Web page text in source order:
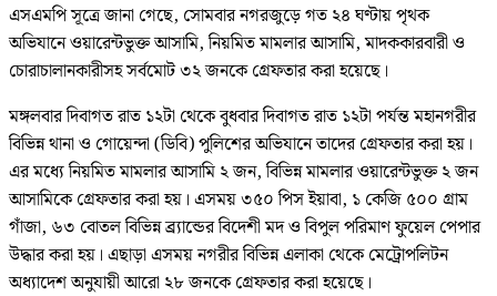
এসএমপি সূত্রে জানা গেছে, সোমবার নগরজুড়ে গত ২৪ ঘণ্টায় পৃথক
অভিযানে ওয়ারেন্টভুক্ত আসামি, নিয়মিত মামলার আসামি, মাদককারবারী ও
চোরাচালানকারীসহ সর্বমোট ৩২ জনকে গ্রেফতার করা হয়েছে।
মঙ্গলবার দিবাগত রাত ১২টা থেকে বুধবার দিবাগত রাত ১২টা পর্যন্ত মহানগরীর
বিভিন্ন থানা ও গোয়েন্দা (ডিবি) পুলিশের অভিযানে তাদের গ্রেফতার করা হয়।
এর মধ্যে নিয়মিত মামলার আসামি ২ জন, বিভিন্ন মামলার ওয়ারেন্টভুক্ত ২ জন
আসামিকে গ্রেফতার করা হয়। এসময় ৩৫০ পিস ইয়াবা, ১ কেজি ৫০০ গ্রাম
গাঁজা, ৬৩ বোতল বিভিন্ন ব্র্যান্ডের বিদেশী মদ ও বিপুল পরিমাণ ফুয়েল পেপার
উদ্ধার করা হয়। এছাড়া এসময় নগরীর বিভিন্ন এলাকা থেকে মেট্রোপলিটন
অধ্যাদেশ অনুযায়ী আরো ২৮ জনকে গ্রেফতার করা হয়েছে।